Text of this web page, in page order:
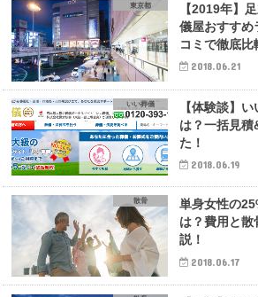
東京都
【2019年】
儀屋おすす
コミで徹底
2018.06.21
いい葬儀
【体験談】
は？一括見
た！
2018.06.19
散骨
単身女性の
は？費用と散
説！
2018.06.17